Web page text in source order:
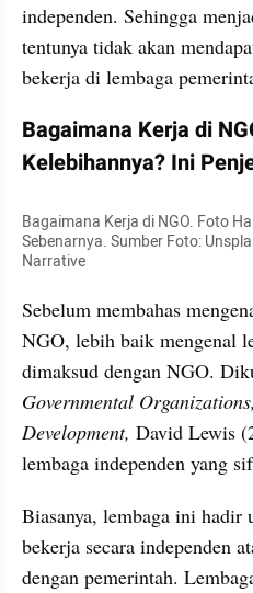
independen. Sehingga
tentunya tidak akan
bekerja di lembaga
Bagaimana Kerja di
Kelebihannya? Ini
Bagaimana Kerja di NGO. Foto
Sebenarnya. Sumber Foto:
Narrative
Sebelum membahas
NGO, lebih baik mengenal
dimaksud dengan NGO.
Governmental
Development, David Lewis
lembaga independen yang
Biasanya, lembaga ini hadir
bekerja secara independen
dengan pemerintah.